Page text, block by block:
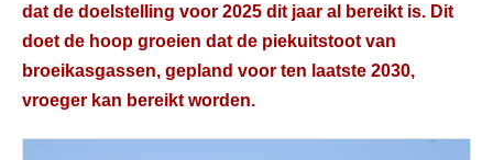
dat de doelstelling voor 2025 dit jaar al bereikt is. Dit
doet de hoop groeien dat de piekuitstoot van
broeikasgassen, gepland voor ten laatste 2030,
vroeger kan bereikt worden.